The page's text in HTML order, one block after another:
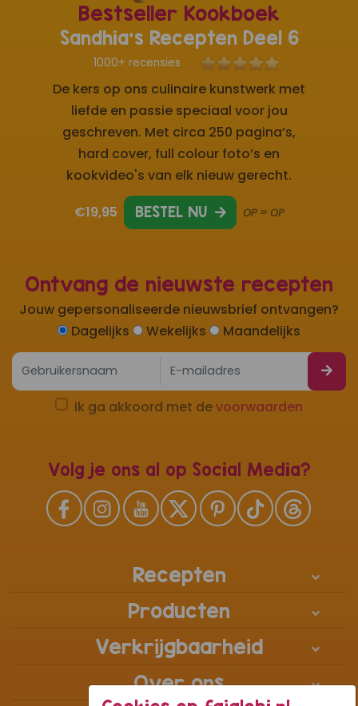
Ontvang de nieuwste recepten
Jouw gepersonaliseerde nieuwsbrief ontvangen?
Dagelijks
Wekelijks Maandelijks
Ik ga akkoord met devoorwaarden
Volg je ons al op Social Media?
Recepten
Producten
Verkrijgbaarheid
Over ons
Bestseller Kookboek
Sandhia's Recepten Deel 6
1000+ recensies
De kers op ons culinaire kunstwerk met
liefde en passie speciaal voor jou
geschreven. Met circa 250 pagina’s,
hard cover, full colour foto’s en
kookvideo's van elk nieuw gerecht.
€19,95 BESTEL NU OP = OP